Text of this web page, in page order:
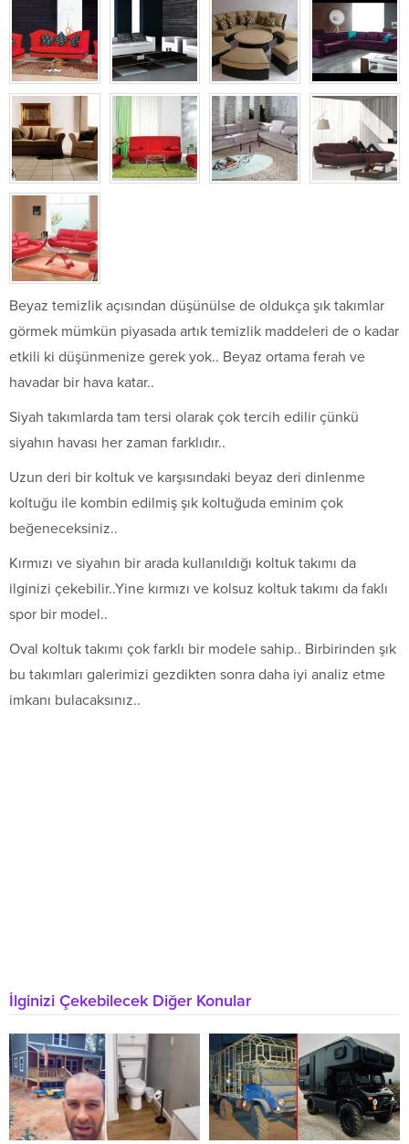
Beyaz temizlik açısından düşünülse de oldukça şık takımlar
görmek mümkün piyasada artık temizlik maddeleri de o kadar
etkili ki düşünmenize gerek yok.. Beyaz ortama ferah ve
havadar bir hava katar..
Siyah takımlarda tam tersi olarak çok tercih edilir çünkü
siyahın havası her zaman farklıdır..
Uzun deri bir koltuk ve karşısındaki beyaz deri dinlenme
koltuğu ile kombin edilmiş şık koltuğuda eminim çok
beğeneceksiniz..
Kırmızı ve siyahın bir arada kullanıldığı koltuk takımı da
ilginizi çekebilir..Yine kırmızı ve kolsuz koltuk takımı da faklı
spor bir model..
Oval koltuk takımı çok farklı bir modele sahip.. Birbirinden şık
bu takımları galerimizi gezdikten sonra daha iyi analiz etme
imkanı bulacaksınız..
İlginizi Çekebilecek Diğer Konular